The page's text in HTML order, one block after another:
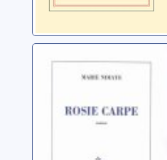
Rosie Carpe
Ndiaye, Marie